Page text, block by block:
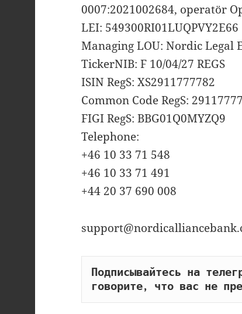
0007:2021002684, operatör
LEI: 549300RI01LUQPVY2E66
Managing LOU: Nordic
TickerNIB: F 10/04/27 REGS
ISIN RegS: XS2911777782
Common Code RegS:
FIGI RegS: BBG01Q0MYZQ9
Telephone:
+46 10 33 71 548
+46 10 33 71 491
+44 20 37 690 008
Подписывайтесь на
говорите, что вас не